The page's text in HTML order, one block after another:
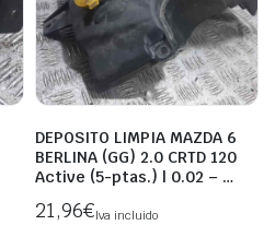
DEPOSITO LIMPIA MAZDA 6
BERLINA (GG) 2.0 CRTD 120
Active (5-ptas.) | 0.02 – …
21,96€Iva incluido